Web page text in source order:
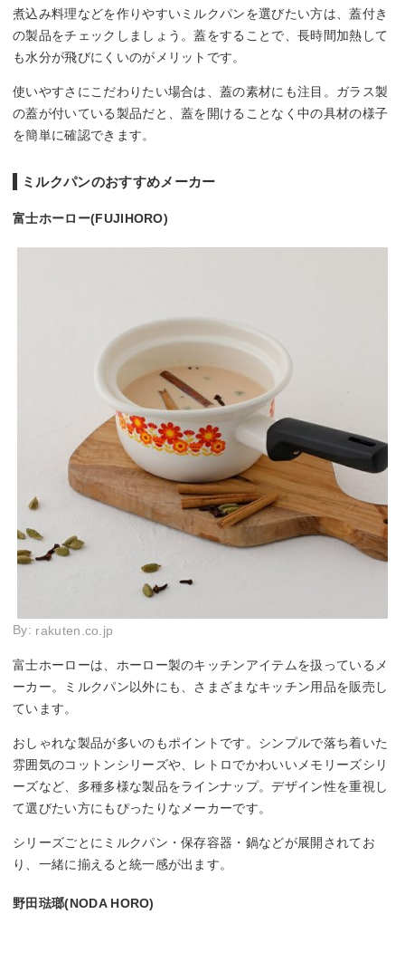
煮込み料理などを作りやすいミルクパンを選びたい方は、蓋付き
の製品をチェックしましょう。蓋をすることで、長時間加熱して
も水分が飛びにくいのがメリットです。
使いやすさにこだわりたい場合は、蓋の素材にも注目。ガラス製
の蓋が付いている製品だと、蓋を開けることなく中の具材の様子
を簡単に確認できます。
ミルクパンのおすすめメーカー
富士ホーロー(FUJIHORO)
By: rakuten.co.jp
富士ホーローは、ホーロー製のキッチンアイテムを扱っているメ
ーカー。ミルクパン以外にも、さまざまなキッチン用品を販売し
ています。
おしゃれな製品が多いのもポイントです。シンプルで落ち着いた
雰囲気のコットンシリーズや、レトロでかわいいメモリーズシリ
ーズなど、多種多様な製品をラインナップ。デザイン性を重視し
て選びたい方にもぴったりなメーカーです。
シリーズごとにミルクパン・保存容器・鍋などが展開されてお
り、一緒に揃えると統一感が出ます。
野田琺瑯(NODA HORO)